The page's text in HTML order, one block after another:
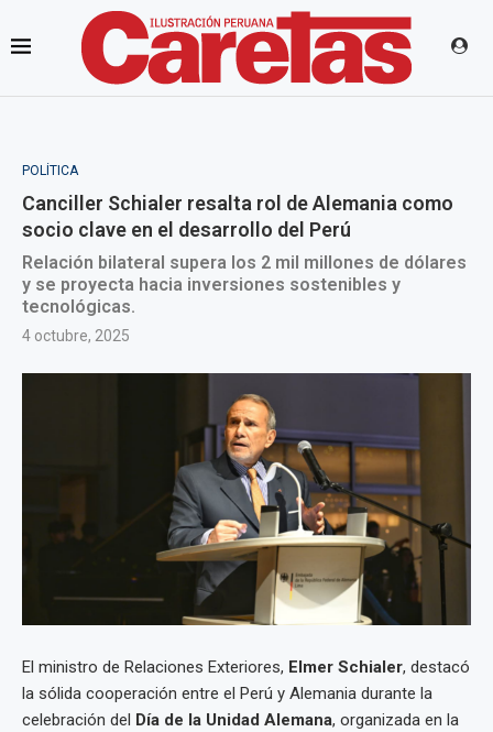
POLÍTICA
Canciller Schialer resalta rol de Alemania como
socio clave en el desarrollo del Perú
Relación bilateral supera los 2 mil millones de dólares
y se proyecta hacia inversiones sostenibles y
tecnológicas.
4 octubre, 2025
El ministro de Relaciones Exteriores, Elmer Schialer, destacó
la sólida cooperación entre el Perú y Alemania durante la
celebración del
Día de la Unidad Alemana, organizada en la